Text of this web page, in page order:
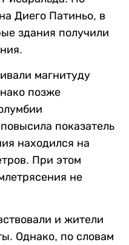
Диего Патиньо, в
здания получили
магнитуду
позже
показатель
находился на
При этом
не
и жители
Однако, по словам